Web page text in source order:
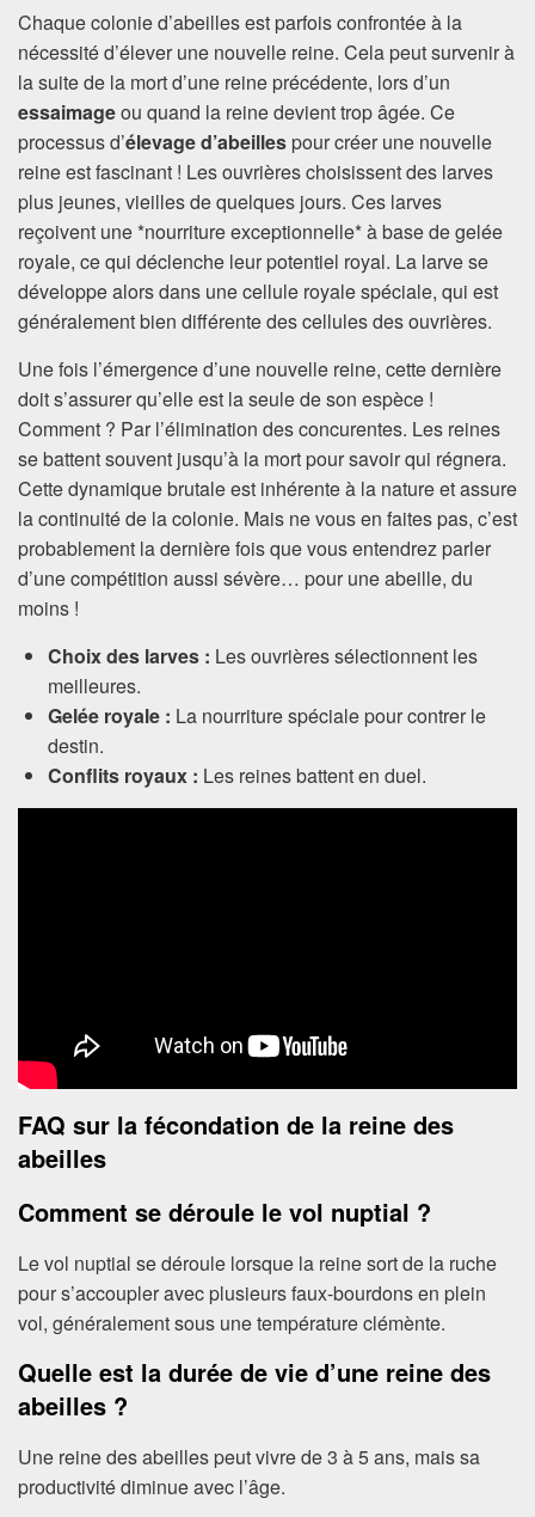
Chaque colonie d’abeilles est parfois confrontée à la
nécessité d’élever une nouvelle reine. Cela peut survenir à
la suite de la mort d’une reine précédente, lors d’un
essaimageou quand la reine devient trop âgée. Ce
processus d’élevage d’abeilles pour créer une nouvelle
reine est fascinant ! Les ouvrières choisissent des larves
plus jeunes, vieilles de quelques jours. Ces larves
reçoivent une *nourriture exceptionnelle* à base de gelée
royale, ce qui déclenche leur potentiel royal. La larve se
développe alors dans une cellule royale spéciale, qui est
généralement bien différente des cellules des ouvrières.
Une fois l’émergence d’une nouvelle reine, cette dernière
doit s’assurer qu’elle est la seule de son espèce !
Comment ? Par l’élimination des concurentes. Les reines
se battent souvent jusqu’à la mort pour savoir qui régnera.
Cette dynamique brutale est inhérente à la nature et assure
la continuité de la colonie. Mais ne vous en faites pas, c’est
probablement la dernière fois que vous entendrez parler
d’une compétition aussi sévère… pour une abeille, du
moins !
Choix des larves : Les ouvrières sélectionnent les
meilleures.
Gelée royale : La nourriture spéciale pour contrer le
destin.
Conflits royaux : Les reines battent en duel.
FAQ sur la fécondation de la reine des
abeilles
Comment se déroule le vol nuptial ?
Le vol nuptial se déroule lorsque la reine sort de la ruche
pour s’accoupler avec plusieurs faux-bourdons en plein
vol, généralement sous une température clémènte.
Quelle est la durée de vie d’une reine des
abeilles ?
Une reine des abeilles peut vivre de 3 à 5 ans, mais sa
productivité diminue avec l’âge.